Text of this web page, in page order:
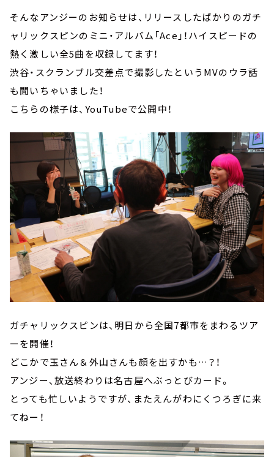
そんなアンジーのお知らせは、リリースしたばかりのガチ
ャリックスピンのミニ・アルバム「Ace」！ハイスピードの
熱く激しい全5曲を収録してます！
渋谷・スクランブル交差点で撮影したというMVのウラ話
も聞いちゃいました！
こちらの様子は、YouTubeで公開中！
ガチャリックスピンは、明日から全国7都市をまわるツア
ーを開催！
どこかで玉さん＆外山さんも顔を出すかも…？！
アンジー、放送終わりは名古屋へぶっとびカード。
とっても忙しいようですが、またえんがわにくつろぎに来
てねー！